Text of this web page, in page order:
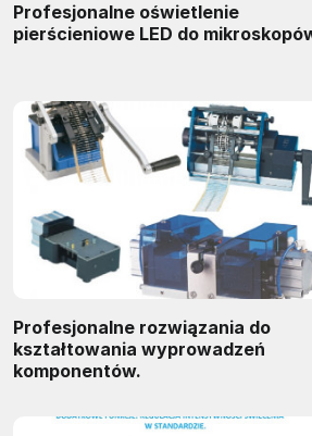
Profesjonalne oświetlenie
pierścieniowe LED do
Profesjonalne rozwiązania do
kształtowania wyprowadzeń
komponentów.